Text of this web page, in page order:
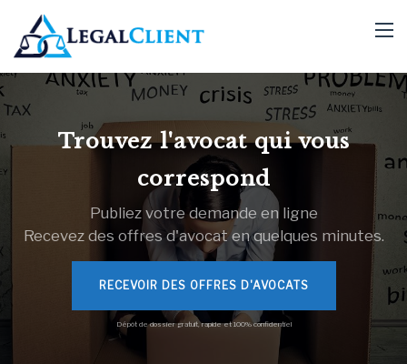
Trouvez l'avocat qui vous
correspond
Publiez votre demande en ligne
Recevez des offres d'avocat en quelques minutes.
RECEVOIR DES OFFRES D'AVOCATS
Dépôt de dossier gratuit, rapide et 100% confidentiel